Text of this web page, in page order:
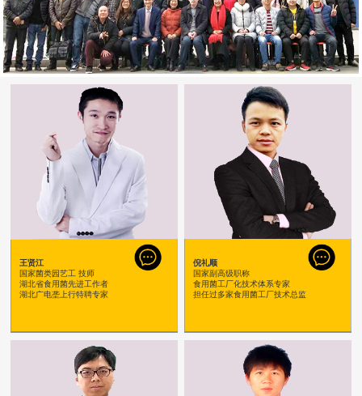
王贤江
国家菌类园艺工 技师
湖北省食用菌先进工作者
湖北广电垄上行特聘专家
倪礼顺
国家副高级职称
食用菌工厂化技术体系专家
担任过多家食用菌工厂技术总监